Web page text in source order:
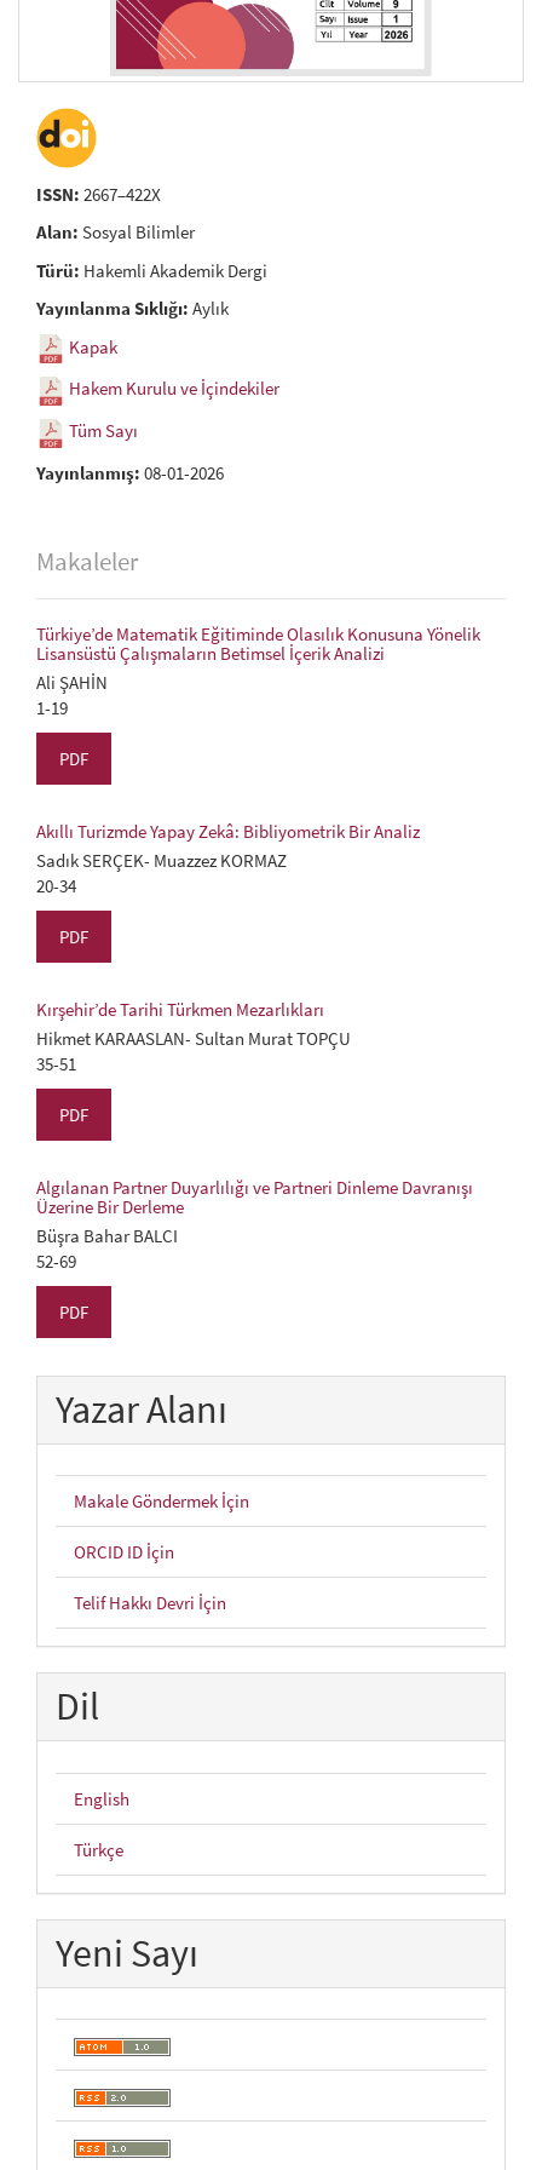
ISSN: 2667–422X
Alan: Sosyal Bilimler
Türü: Hakemli Akademik Dergi
Yayınlanma Sıklığı: Aylık
Kapak
Hakem Kurulu ve İçindekiler
Tüm Sayı
Yayınlanmış: 08-01-2026
Makaleler
Türkiye’de Matematik Eğitiminde Olasılık Konusuna Yönelik
Lisansüstü Çalışmaların Betimsel İçerik Analizi
Ali ŞAHİN
1-19
PDF
Akıllı Turizmde Yapay Zekâ: Bibliyometrik Bir Analiz
Sadık SERÇEK- Muazzez KORMAZ
20-34
PDF
Kırşehir’de Tarihi Türkmen Mezarlıkları
Hikmet KARAASLAN- Sultan Murat TOPÇU
35-51
PDF
Algılanan Partner Duyarlılığı ve Partneri Dinleme Davranışı
Üzerine Bir Derleme
Büşra Bahar BALCI
52-69
PDF
Yazar Alanı
Makale Göndermek İçin
ORCID ID İçin
Telif Hakkı Devri İçin
Dil
English
Türkçe
Yeni Sayı